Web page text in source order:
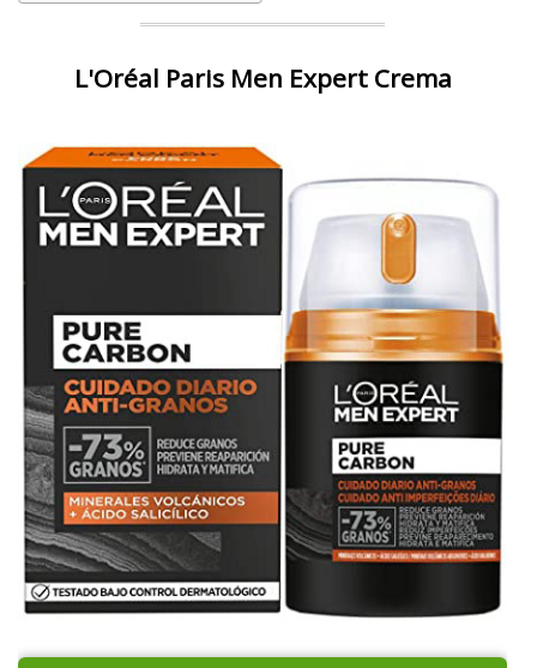
L'Oréal Paris Men Expert Crema